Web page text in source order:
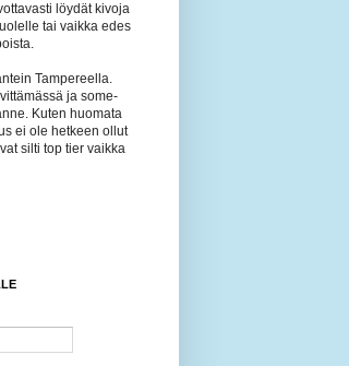
löydät kivoja
tai vaikka edes
Tampereella.
ja some-
Kuten huomata
ei ole hetkeen ollut
silti top tier vaikka